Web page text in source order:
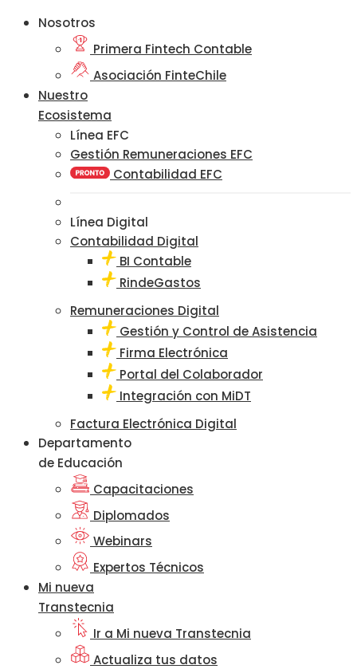
Nosotros
Primera Fintech Contable
Asociación FinteChile
Nuestro
Ecosistema
Línea EFC
Gestión Remuneraciones EFC
Contabilidad EFC
Línea Digital
Contabilidad Digital
BI Contable
RindeGastos
Remuneraciones Digital
Gestión y Control de Asistencia
Firma Electrónica
Portal del Colaborador
Integración con MiDT
Factura Electrónica Digital
Departamento
de Educación
Capacitaciones
Diplomados
Webinars
Expertos Técnicos
Mi nueva
Transtecnia
Ir a Mi nueva Transtecnia
Actualiza tus datos